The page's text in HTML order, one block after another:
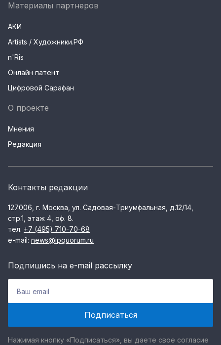
Материалы партнеров
АКИ
Artists / Художники.РФ
n'Ris
Онлайн патент
Цифровой Сарафан
О проекте
Мнения
Редакция
Контакты редакции
127006, г. Москва, ул. Садовая-Триумфальная, д.12/14,
стр.1, этаж 4, оф. 8.
тел. +7 (495) 710-70-68
e-mail: news@ipquorum.ru
Подпишись на e-mail рассылку
Нажимая кнопку «Подписаться», вы даете свое согласие